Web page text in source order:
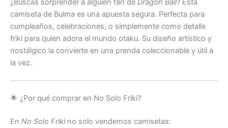
¿Buscas sorprender a alguien fan de Dragon Ball? Esta
camiseta de Bulma es una apuesta segura. Perfecta para
cumpleaños, celebraciones, o simplemente como detalle
friki para quien adora el mundo otaku. Su diseño artístico y
nostálgico la convierte en una prenda coleccionable y útil a
la vez.
🌟 ¿Por qué comprar en No Solo Friki?
En No Solo Frikino solo vendemos camisetas: